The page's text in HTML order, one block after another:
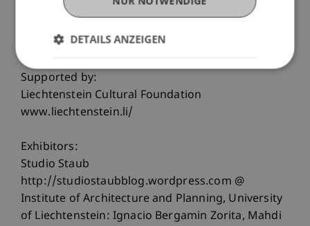
In collaboration with:
marketing.li
Supported by:
Liechtenstein Cultural Foundation
www.liechtenstein.li/
Exhibitors:
Studio Staub
http://studiostaubblog.wordpress.com @
Institute of Architecture and Planning, University
of Liechtenstein: Ignacio Bergamin Zorita, Mahdi
DETAILS ANZEIGEN